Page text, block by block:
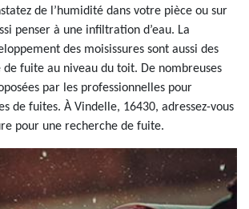
de l’humidité dans votre pièce ou sur
penser à une infiltration d’eau. La
des moisissures sont aussi des
de fuite au niveau du toit. De nombreuses
par les professionnelles pour
de fuites. À Vindelle, 16430, adressez-vous
pour une recherche de fuite.